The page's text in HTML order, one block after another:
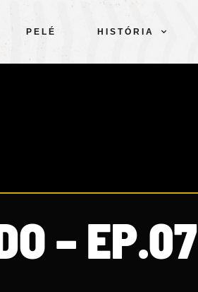
PELÉ HISTÓRIA
CLUBE
– EP.07